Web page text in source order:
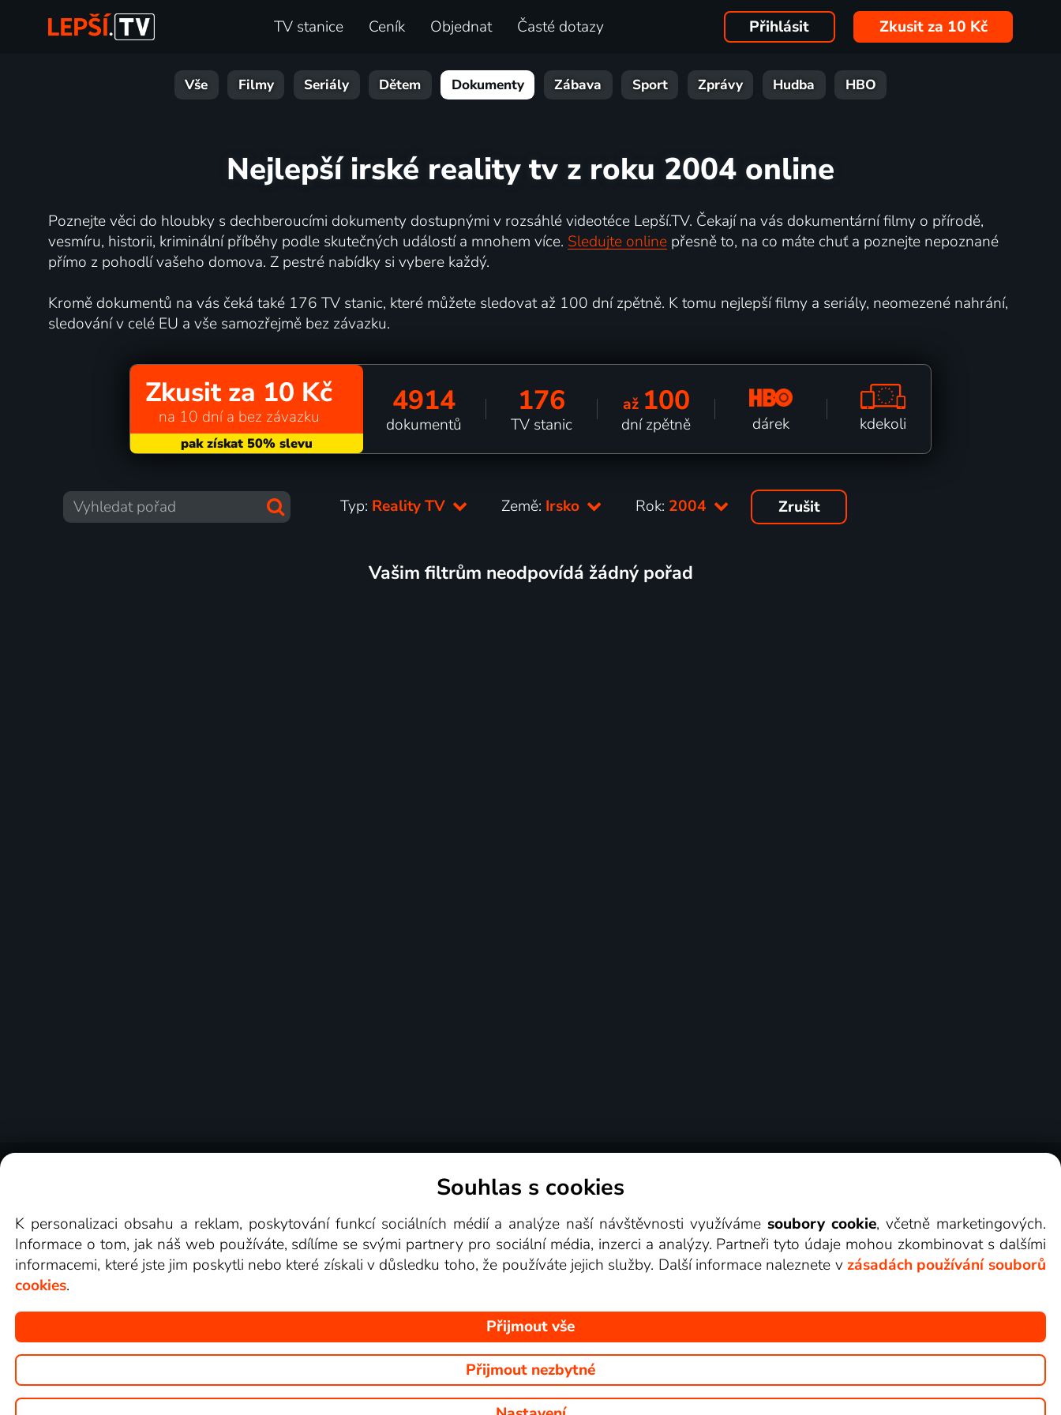
TV stanice Ceník Objednat Časté dotazy Přihlásit Zkusit za 10 Kč
Vše Filmy Seriály Dětem Dokumenty Zábava Sport Zprávy Hudba HBO
Nejlepší irské reality tv z roku 2004 online
Poznejte věci do hloubky s dechberoucími dokumenty dostupnými v rozsáhlé videotéce Lepší.TV. Čekají na vás dokumentární filmy o přírodě,
vesmíru, historii, kriminální příběhy podle skutečných událostí a mnohem více. Sledujte onlinepřesně to, na co máte chuť a poznejte nepoznané
přímo z pohodlí vašeho domova. Z pestré nabídky si vybere každý.
Kromě dokumentů na vás čeká také 176 TV stanic, které můžete sledovat až 100 dní zpětně. K tomu nejlepší filmy a seriály, neomezené nahrání,
sledování v celé EU a vše samozřejmě bez závazku.
Zkusit za 10 Kč
na 10 dní a bez závazku 4914
dokumentů
176
TV stanic
až 100
dní zpětně dárek kdekoli
Typ: Reality TV Země: Irsko Rok: 2004 Zrušit
Vašim filtrům neodpovídá žádný pořad
Videotéka
Copyright © goNET s.r.o. Na tomto webu jsou zobrazovány obrázky z pořadů TV stanic, které můžete sledovat v Lepší.TV.
Souhlas s cookies
K personalizaci obsahu a reklam, poskytování funkcí sociálních médií a analýze naší návštěvnosti využívámesoubory cookie, včetně marketingových.
Informace o tom, jak náš web používáte, sdílíme se svými partnery pro sociální média, inzerci a analýzy. Partneři tyto údaje mohou zkombinovat s dalšími
informacemi, které jste jim poskytli nebo které získali v důsledku toho, že používáte jejich služby. Další informace naleznete v zásadách používání souborů
cookies.
Přijmout vše
Přijmout nezbytné